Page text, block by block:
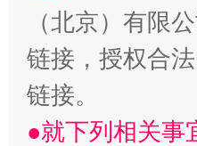
（北京）有限
链接，授权合
链接。
●就下列相关